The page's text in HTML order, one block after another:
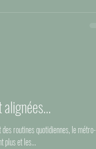
routines quotidiennes, le métro-
plus et les...